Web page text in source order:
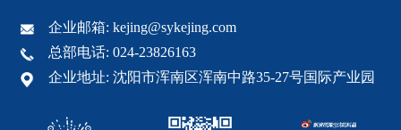
企业邮箱: kejing@sykejing.com
总部电话: 024-23826163
企业地址: 沈阳市浑南区浑南中路35-27号国际产业园